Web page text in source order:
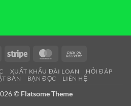
Stripe MasterCard
Delivery
XUẤT KHẨU ĐÀI LOAN
HỎI ĐÁP
BẢN
BẠN ĐỌC LIÊN HỆ
© Flatsome Theme